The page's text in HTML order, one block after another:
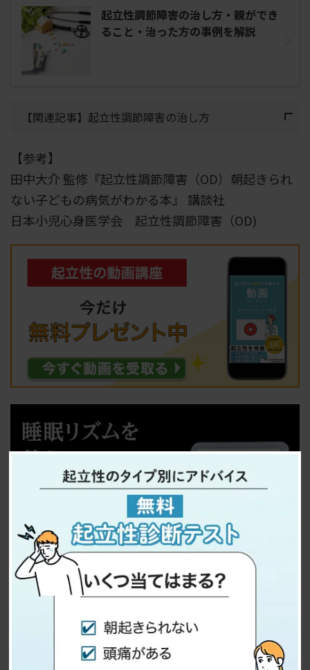
起立性調節障害の治し方・親ができ
ること・治った方の事例を解説
【関連記事】起立性調節障害の治し方
【参考】
田中大介 監修『起立性調節障害（OD）朝起きられ
ない子どもの病気がわかる本』 講談社
日本小児心身医学会 起立性調節障害（OD)